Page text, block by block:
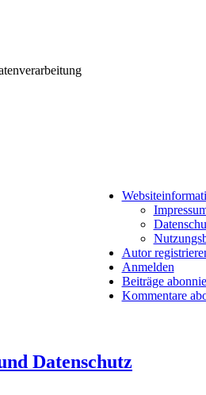
Autor
Anmelden
Beiträge
Kommentare
Datenschutz